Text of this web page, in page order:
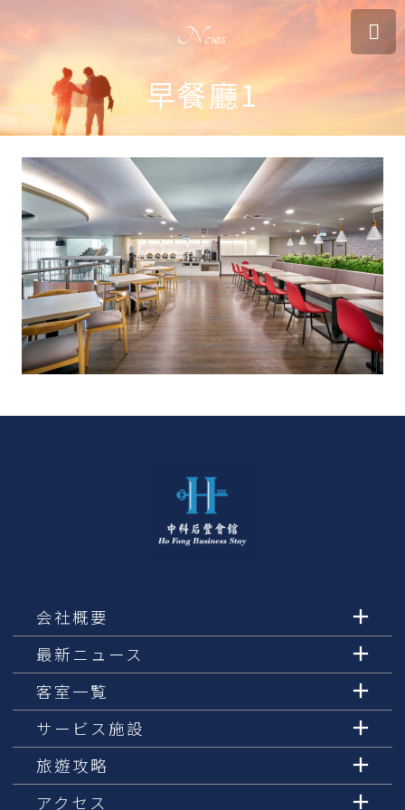
News
早餐廳1
会社概要
最新ニュース
客室一覧
サービス施設
旅遊攻略
アクセス